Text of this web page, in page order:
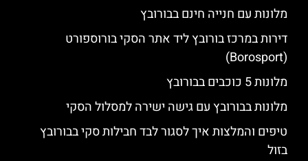
מלונות עם חנייה חינם בבורובץ
דירות במרכז בורובץ ליד אתר הסקי בורוספורט
(Borosport)
מלונות 5 כוכבים בבורובץ
מלונות בבורובץ עם גישה ישירה למסלול הסקי
טיפים והמלצות איך לסגור לבד חבילות סקי בבורובץ
בזול